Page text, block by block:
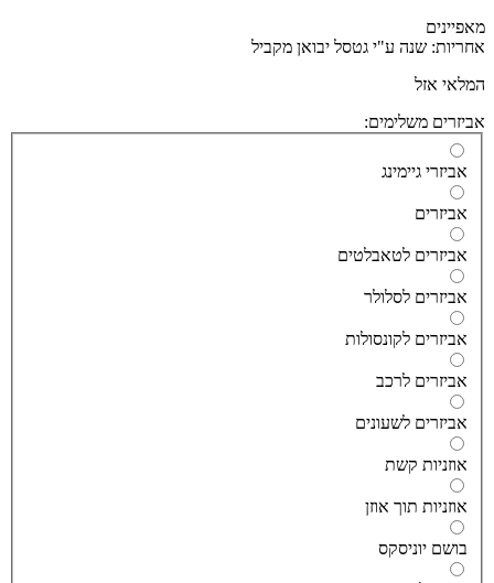
שנה ע"י גטסל יבואן מקביל
אזל
משלימים:
גיימינג
לטאבלטים
לסלולר
לקונסולות
לרכב
לשעונים
קשת
תוך אוזן
יוניסקס